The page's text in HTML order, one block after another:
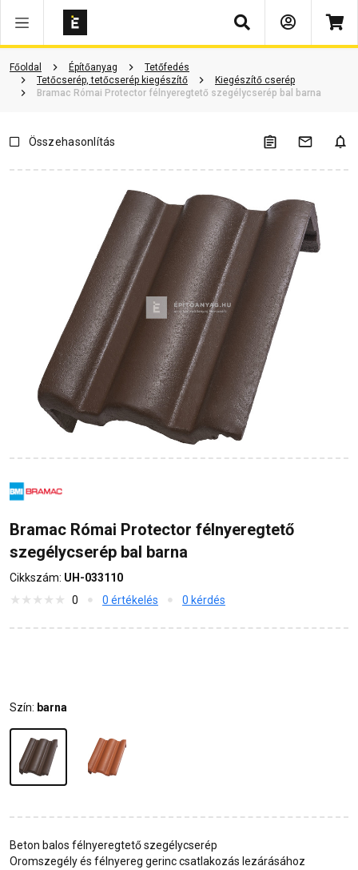
Keresés
Főoldal Építőanyag
Tetőfedés
Tetőcserép, tetőcserép kiegészítő
Kiegészítő cserép
Bramac Római Protector félnyeregtető szegélycserép bal barna
Dokumentumok Kérdések és válaszok
Összehasonlítás
Bramac Római Protector félnyeregtető
szegélycserép bal barna
Cikkszám: UH-033110
0
0 értékelés 0 kérdés
Szín: barna
Beton balos félnyeregtető szegélycserép
Oromszegély és félnyereg gerinc csatlakozás lezárásához